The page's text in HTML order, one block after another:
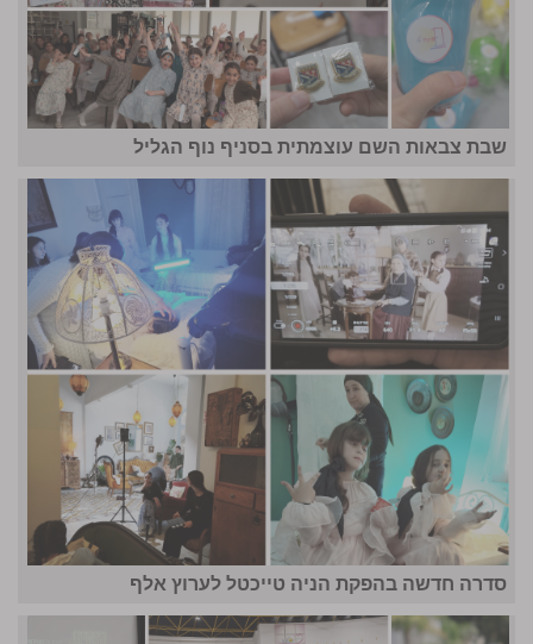
שבת צבאות השם עוצמתית בסניף נוף הגליל
סדרה חדשה בהפקת הניה טייכטל לערוץ אלף